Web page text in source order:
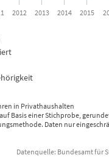
in Privathaushalten
Basis einer Stichprobe,
Daten nur
2012 2013 2014 2015
Datenquelle: Bundesamt für